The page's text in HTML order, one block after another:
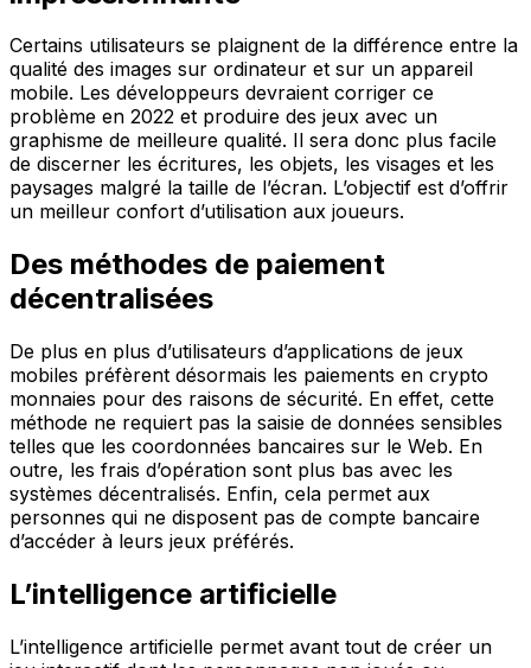
Certains utilisateurs se plaignent de la différence entre la
qualité des images sur ordinateur et sur un appareil
mobile. Les développeurs devraient corriger ce
problème en 2022 et produire des jeux avec un
graphisme de meilleure qualité. Il sera donc plus facile
de discerner les écritures, les objets, les visages et les
paysages malgré la taille de l’écran. L’objectif est d’offrir
un meilleur confort d’utilisation aux joueurs.
Des méthodes de paiement
décentralisées
De plus en plus d’utilisateurs d’applications de jeux
mobiles préfèrent désormais les paiements en crypto
monnaies pour des raisons de sécurité. En effet, cette
méthode ne requiert pas la saisie de données sensibles
telles que les coordonnées bancaires sur le Web. En
outre, les frais d’opération sont plus bas avec les
systèmes décentralisés. Enfin, cela permet aux
personnes qui ne disposent pas de compte bancaire
d’accéder à leurs jeux préférés.
L’intelligence artificielle
L’intelligence artificielle permet avant tout de créer un